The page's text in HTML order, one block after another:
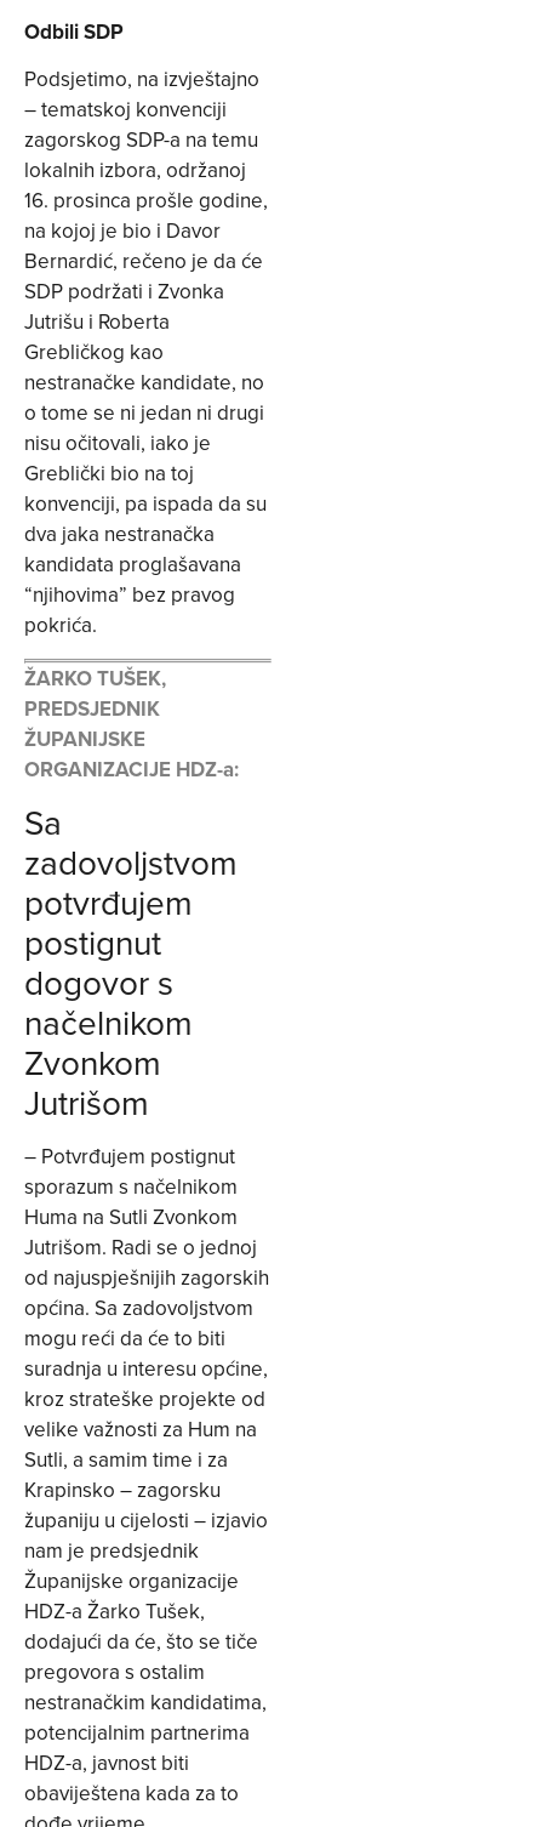
Odbili SDP
Podsjetimo, na izvještajno
– tematskoj konvenciji
zagorskog SDP-a na temu
lokalnih izbora, održanoj
16. prosinca prošle godine,
na kojoj je bio i Davor
Bernardić, rečeno je da će
SDP podržati i Zvonka
Jutrišu i Roberta
Grebličkog kao
nestranačke kandidate, no
o tome se ni jedan ni drugi
nisu očitovali, iako je
Greblički bio na toj
konvenciji, pa ispada da su
dva jaka nestranačka
kandidata proglašavana
“njihovima” bez pravog
pokrića.
ŽARKO TUŠEK,
PREDSJEDNIK
ŽUPANIJSKE
ORGANIZACIJE HDZ-a:
Sa
zadovoljstvom
potvrđujem
postignut
dogovor s
načelnikom
Zvonkom
Jutrišom
– Potvrđujem postignut
sporazum s načelnikom
Huma na Sutli Zvonkom
Jutrišom. Radi se o jednoj
od najuspješnijih zagorskih
općina. Sa zadovoljstvom
mogu reći da će to biti
suradnja u interesu općine,
kroz strateške projekte od
velike važnosti za Hum na
Sutli, a samim time i za
Krapinsko – zagorsku
županiju u cijelosti – izjavio
nam je predsjednik
Županijske organizacije
HDZ-a Žarko Tušek,
dodajući da će, što se tiče
pregovora s ostalim
nestranačkim kandidatima,
potencijalnim partnerima
HDZ-a, javnost biti
obaviještena kada za to